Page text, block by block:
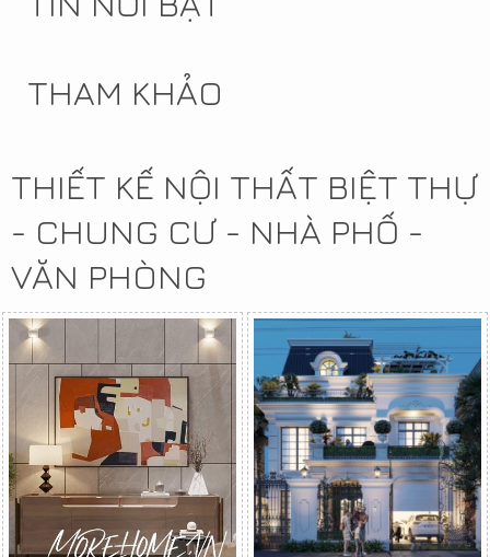
THAM KHẢO
THIẾT KẾ NỘI THẤT BIỆT THỰ
- CHUNG CƯ - NHÀ PHỐ -
VĂN PHÒNG